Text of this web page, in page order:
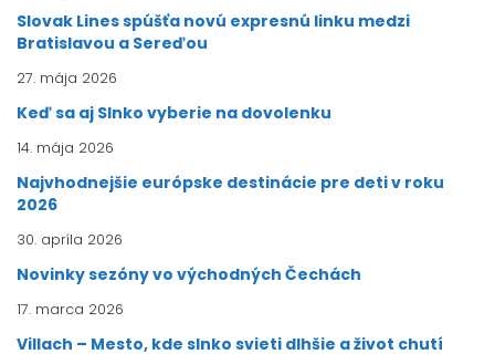
Slovak Lines spúšťa novú expresnú linku medzi
Bratislavou a Sereďou
27. mája 2026
Keď sa aj Slnko vyberie na dovolenku
14. mája 2026
Najvhodnejšie európske destinácie pre deti v roku
2026
30. apríla 2026
Novinky sezóny vo východných Čechách
17. marca 2026
Villach – Mesto, kde slnko svieti dlhšie a život chutí